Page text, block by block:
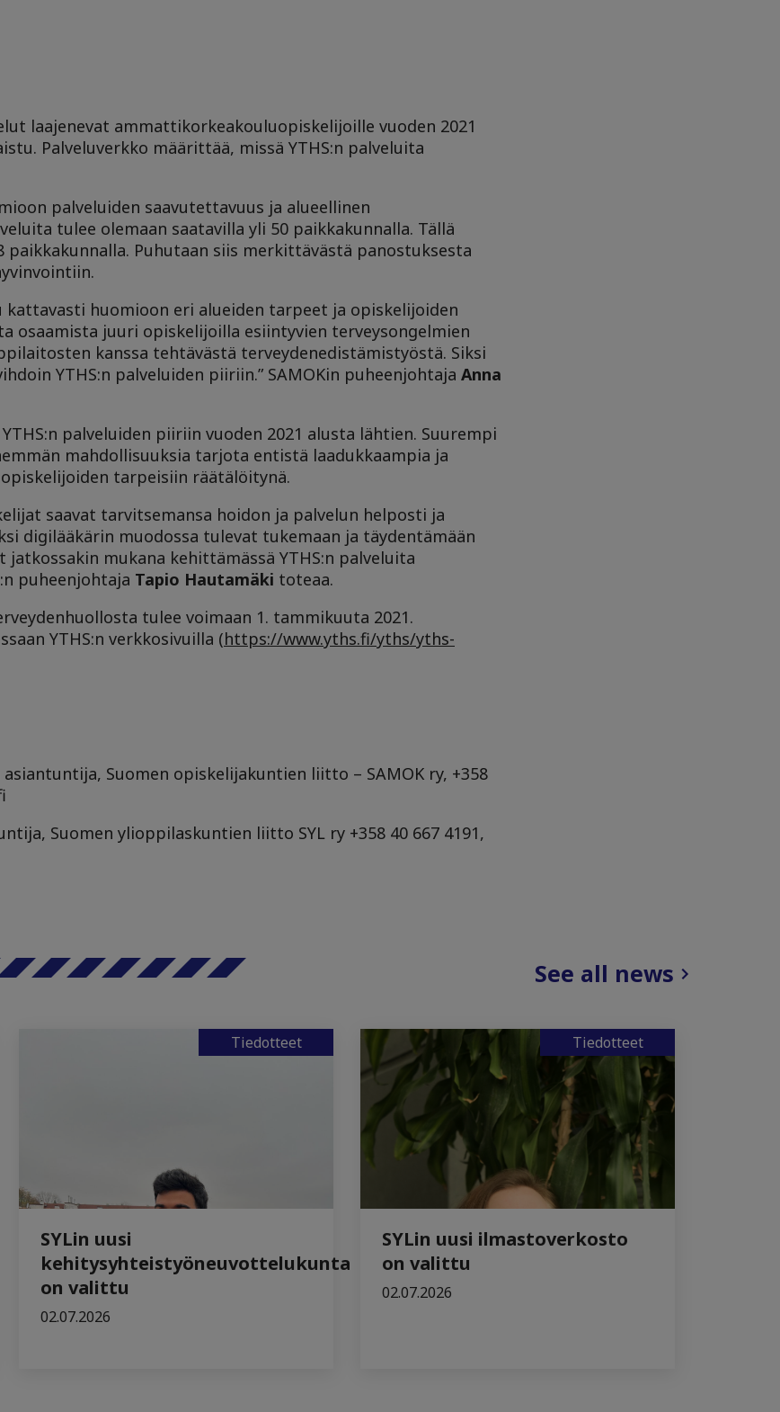
laajenevat ammattikorkeakouluopiskelijoille vuoden 2021
Palveluverkko määrittää, missä YTHS:n palveluita
palveluiden saavutettavuus ja alueellinen
tulee olemaan saatavilla yli 50 paikkakunnalla. Tällä
paikkakunnalla. Puhutaan siis merkittävästä panostuksesta
kattavasti huomioon eri alueiden tarpeet ja opiskelijoiden
osaamista juuri opiskelijoilla esiintyvien terveysongelmien
kanssa tehtävästä terveydenedistämistyöstä. Siksi
YTHS:n palveluiden piiriin.” SAMOKin puheenjohtaja Anna
palveluiden piiriin vuoden 2021 alusta lähtien. Suurempi
mahdollisuuksia tarjota entistä laadukkaampia ja
tarpeisiin räätälöitynä.
saavat tarvitsemansa hoidon ja palvelun helposti ja
digilääkärin muodossa tulevat tukemaan ja täydentämään
mukana kehittämässä YTHS:n palveluita
puheenjohtaja Tapio Hautamäki toteaa.
tulee voimaan 1. tammikuuta 2021.
YTHS:n verkkosivuilla (https://www.yths.fi/yths/yths-
Suomen opiskelijakuntien liitto – SAMOK ry, +358
Suomen ylioppilaskuntien liitto SYL ry +358 40 667 4191,
See all news
Tiedotteet
SYLin uusi
kehitysyhteistyöneuvottelukunta
on valittu
02.07.2026
Tiedotteet
SYLin uusi ilmastoverkosto
on valittu
02.07.2026